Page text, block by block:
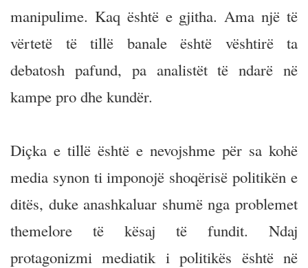
manipulime. Kaq është e gjitha. Ama një të
vërtetë të tillë banale është vështirë ta
debatosh pafund, pa analistët të ndarë në
kampe pro dhe kundër.
Diçka e tillë është e nevojshme për sa kohë
media synon ti imponojë shoqërisë politikën e
ditës, duke anashkaluar shumë nga problemet
themelore të kësaj të fundit. Ndaj
protagonizmi mediatik i politikës është në